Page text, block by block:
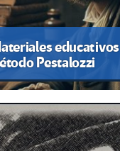
educativos
Pestalozzi